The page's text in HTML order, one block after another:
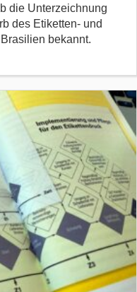
die Unterzeichnung
des Etiketten- und
bekannt.